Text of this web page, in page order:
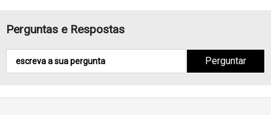
Perguntas e Respostas
Perguntar